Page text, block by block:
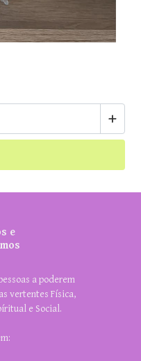
+
e
a poderem
vertentes Física,
e Social.